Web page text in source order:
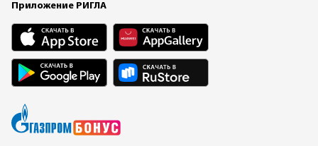
Приложение РИГЛА